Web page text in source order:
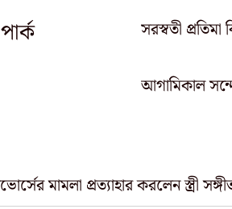
সরস্বতী
আগামিকাল
মামলা প্রত্যাহার করলেন স্ত্রী